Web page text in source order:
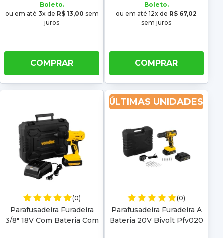
Boleto.
ou em até 3x de R$ 13,00 sem
juros
COMPRAR
Boleto.
ou em até 12x de R$ 67,02
sem juros
COMPRAR
(0)
Parafusadeira Furadeira
3/8" 18V Com Bateria Com
ÚLTIMAS UNIDADES
(0)
Parafusadeira Furadeira A
Bateria 20V Bivolt Pfv020